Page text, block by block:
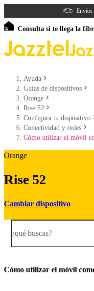
Envíos
Consulta si te llega la
Ayuda
Guías de dispositivos
Orange
Rise 52
Configura tu dispositivo
Conectividad y redes
Cómo utilizar el móvil
Orange
Rise 52
Cambiar dispositivo
¿qué buscas?
Cómo utilizar el móvil